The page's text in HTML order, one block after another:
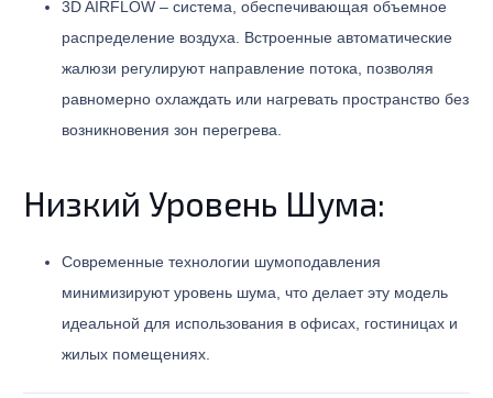
3D AIRFLOW – система, обеспечивающая объемное
распределение воздуха. Встроенные автоматические
жалюзи регулируют направление потока, позволяя
равномерно охлаждать или нагревать пространство без
возникновения зон перегрева.
Низкий Уровень Шума:
Современные технологии шумоподавления
минимизируют уровень шума, что делает эту модель
идеальной для использования в офисах, гостиницах и
жилых помещениях.